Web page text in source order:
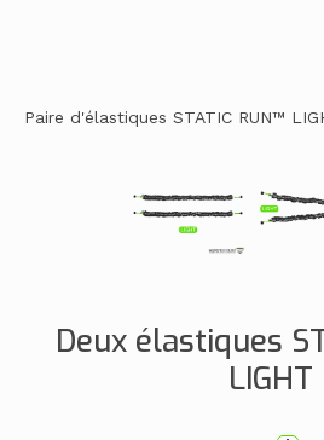
Paire d'élastiques STATIC RUN™
Deux élastiques
LIGHT